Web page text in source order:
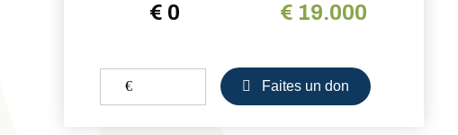
€ 0 € 19.000
€ Faites un don